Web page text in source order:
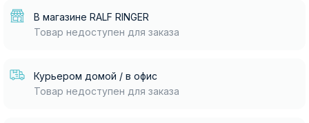
В магазине RALF RINGER
Товар недоступен для заказа
Курьером домой / в офис
Товар недоступен для заказа